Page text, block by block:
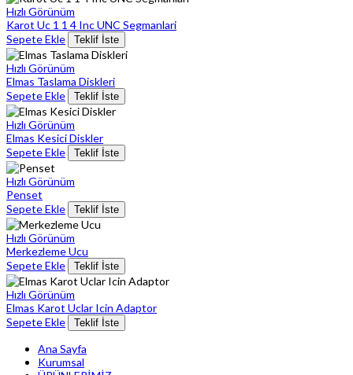
Hızlı Görünüm
Karot Uc 1 1 4 Inc UNC Segmanlari
Sepete Ekle
Teklif İste
Hızlı Görünüm
Elmas Taslama Diskleri
Sepete Ekle
Teklif İste
Hızlı Görünüm
Elmas Kesici Diskler
Sepete Ekle
Teklif İste
Hızlı Görünüm
Penset
Sepete Ekle
Teklif İste
Hızlı Görünüm
Merkezleme Ucu
Sepete Ekle
Teklif İste
Hızlı Görünüm
Elmas Karot Uclar Icin Adaptor
Sepete Ekle
Teklif İste
Ana Sayfa
Kurumsal